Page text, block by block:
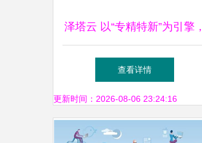
泽塔云 以“专精特新”为引擎，
引领超融合云计算服务新航向
查看详情
更新时间：2026-08-06 23:24:16